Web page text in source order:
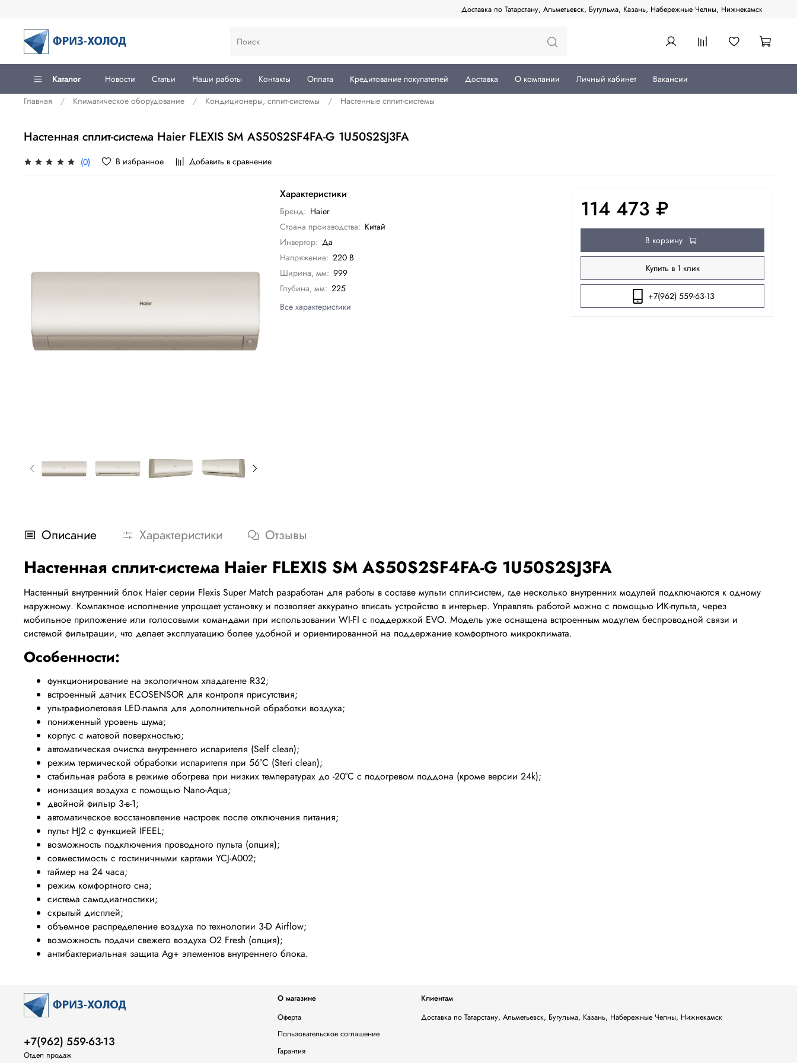
Доставка по Татарстану, Альметьевск, Бугульма, Казань, Набережные Челны, Нижнекамск
Каталог Новости Статьи Наши работы Контакты Оплата Кредитование покупателей Доставка О компании Личный кабинет
Вакансии
Главная
Климатическое оборудование Кондиционеры, сплит-системы Настенные сплит-системы
Настенная сплит-система Haier FLEXIS SM AS50S2SF4FA-G 1U50S2SJ3FA
(0) В избранное Добавить в сравнение
Характеристики
Бренд: Haier
Страна производства: Китай
Инвертор: Да
Напряжение: 220 В
Ширина, мм: 999
Глубина, мм: 225
Все характеристики
114 473 ₽
В корзину
Купить в 1 клик
+7(962) 559-63-13
Описание Характеристики Отзывы
Настеннаясплит-система Haier FLEXIS SM AS50S2SF4FA-G 1U50S2SJ3FA
Настенный внутренний блок Haier серии Flexis Super Match разработан для работы в составе мульти сплит-систем, где несколько внутренних модулей подключаются к одному
наружному. Компактное исполнение упрощает установку и позволяет аккуратно вписать устройство в интерьер. Управлять работой можно с помощью ИК-пульта, через
мобильное приложение или голосовыми командами при использовании WI-FI с поддержкой EVO. Модель уже оснащена встроенным модулем беспроводной связи и
системой фильтрации, что делает эксплуатацию более удобной и ориентированной на поддержание комфортного микроклимата.
Особенности:
функционирование на экологичном хладагенте R32;
встроенный датчик ECOSENSOR для контроля присутствия;
ультрафиолетовая LED-лампа для дополнительной обработки воздуха;
пониженный уровень шума;
корпус с матовой поверхностью;
автоматическая очистка внутреннего испарителя (Self clean);
режим термической обработки испарителя при 56°С (Steri clean);
стабильная работа в режиме обогрева при низких температурах до -20°С с подогревом поддона (кроме версии 24k);
ионизация воздуха с помощью Nano-Aqua;
двойной фильтр 3-в-1;
автоматическое восстановление настроек после отключения питания;
пульт HJ2 с функцией IFEEL;
возможность подключения проводного пульта (опция);
совместимость с гостиничными картами YCJ-A002;
таймер на 24 часа;
режим комфортного сна;
система самодиагностики;
скрытый дисплей;
объемное распределение воздуха по технологии 3-D Airflow;
возможность подачи свежего воздуха O2 Fresh (опция);
антибактериальная защита Ag+ элементов внутреннего блока.
О магазине
Оферта
Пользовательское соглашение
Гарантия
Клиентам
Доставка по Татарстану, Альметьевск, Бугульма, Казань, Набережные Челны, Нижнекамск
+7(962) 559-63-13
Отдел продаж